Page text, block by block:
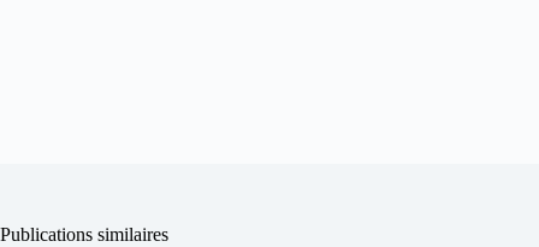
Publications similaires